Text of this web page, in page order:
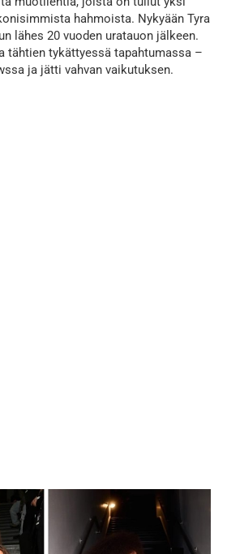
hahmoista. Nykyään Tyra
lähes 20 vuoden uratauon jälkeen.
tähtien tykättyessä tapahtumassa –
ja jätti vahvan vaikutuksen.